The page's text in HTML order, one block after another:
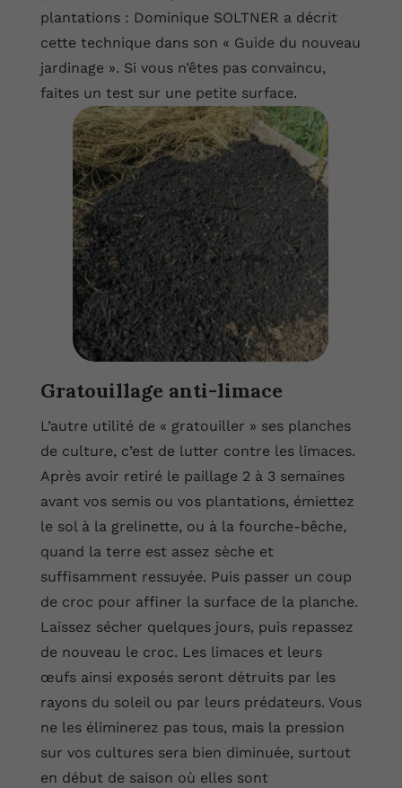
plantations : Dominique SOLTNER a décrit
cette technique dans son « Guide du nouveau
jardinage ». Si vous n’êtes pas convaincu,
faites un test sur une petite surface.
Gratouillage anti-limace
L’autre utilité de « gratouiller » ses planches
de culture, c’est de lutter contre les limaces.
Après avoir retiré le paillage 2 à 3 semaines
avant vos semis ou vos plantations, émiettez
le sol à la grelinette, ou à la fourche-bêche,
quand la terre est assez sèche et
suffisamment ressuyée. Puis passer un coup
de croc pour affiner la surface de la planche.
Laissez sécher quelques jours, puis repassez
de nouveau le croc. Les limaces et leurs
œufs ainsi exposés seront détruits par les
rayons du soleil ou par leurs prédateurs. Vous
ne les éliminerez pas tous, mais la pression
sur vos cultures sera bien diminuée, surtout
en début de saison où elles sont